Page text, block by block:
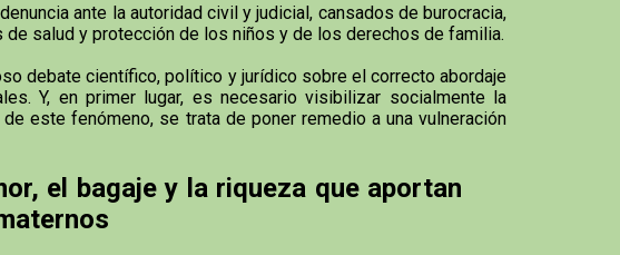
ante la autoridad civil y judicial, cansados de burocracia,
salud y protección de los niños y de los derechos de familia.
debate científico, político y jurídico sobre el correcto abordaje
Y, en primer lugar, es necesario visibilizar socialmente la
este fenómeno, se trata de poner remedio a una vulneración
el bagaje y la riqueza que aportan